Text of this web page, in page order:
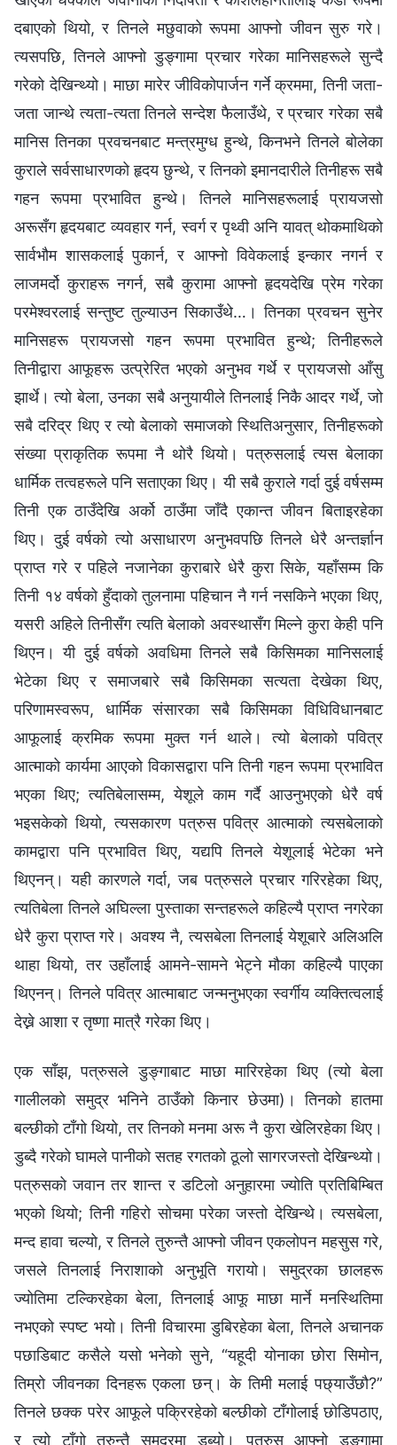
दबाएको थियो, र तिनले मछुवाको रूपमा आफ्नो जीवन सुरु गरे।
त्यसपछि, तिनले आफ्नो डुङ्गामा प्रचार गरेका मानिसहरूले सुन्दै
गरेको देखिन्थ्यो। माछा मारेर जीविकोपार्जन गर्ने क्रममा, तिनी जता-
जता जान्थे त्यता-त्यता तिनले सन्देश फैलाउँथे, र प्रचार गरेका सबै
मानिस तिनका प्रवचनबाट मन्त्रमुग्ध हुन्थे, किनभने तिनले बोलेका
कुराले सर्वसाधारणको हृदय छुन्थे, र तिनको इमानदारीले तिनीहरू सबै
गहन रूपमा प्रभावित हुन्थे। तिनले मानिसहरूलाई प्रायजसो
अरूसँग हृदयबाट व्यवहार गर्न, स्वर्ग र पृथ्वी अनि यावत् थोकमाथिको
सार्वभौम शासकलाई पुकार्न, र आफ्नो विवेकलाई इन्कार नगर्न र
लाजमर्दो कुराहरू नगर्न, सबै कुरामा आफ्नो हृदयदेखि प्रेम गरेका
परमेश्‍वरलाई सन्तुष्ट तुल्याउन सिकाउँथे…। तिनका प्रवचन सुनेर
मानिसहरू प्रायजसो गहन रूपमा प्रभावित हुन्थे; तिनीहरूले
तिनीद्वारा आफूहरू उत्प्रेरित भएको अनुभव गर्थे र प्रायजसो आँसु
झार्थे। त्यो बेला, उनका सबै अनुयायीले तिनलाई निकै आदर गर्थे, जो
सबै दरिद्र थिए र त्यो बेलाको समाजको स्थितिअनुसार, तिनीहरूको
संख्या प्राकृतिक रूपमा नै थोरै थियो। पत्रुसलाई त्यस बेलाका
धार्मिक तत्वहरूले पनि सताएका थिए। यी सबै कुराले गर्दा दुई वर्षसम्म
तिनी एक ठाउँदेखि अर्को ठाउँमा जाँदै एकान्त जीवन बिताइरहेका
थिए। दुई वर्षको त्यो असाधारण अनुभवपछि तिनले धेरै अन्तर्ज्ञान
प्राप्त गरे र पहिले नजानेका कुराबारे धेरै कुरा सिके, यहाँसम्म कि
तिनी १४ वर्षको हुँदाको तुलनामा पहिचान नै गर्न नसकिने भएका थिए,
यसरी अहिले तिनीसँग त्यति बेलाको अवस्थासँग मिल्ने कुरा केही पनि
थिएन। यी दुई वर्षको अवधिमा तिनले सबै किसिमका मानिसलाई
भेटेका थिए र समाजबारे सबै किसिमका सत्यता देखेका थिए,
परिणामस्वरूप, धार्मिक संसारका सबै किसिमका विधिविधानबाट
आफूलाई क्रमिक रूपमा मुक्त गर्न थाले। त्यो बेलाको पवित्र
आत्माको कार्यमा आएको विकासद्वारा पनि तिनी गहन रूपमा प्रभावित
भएका थिए; त्यतिबेलासम्म, येशूले काम गर्दै आउनुभएको धेरै वर्ष
भइसकेको थियो, त्यसकारण पत्रुस पवित्र आत्माको त्यसबेलाको
कामद्वारा पनि प्रभावित थिए, यद्यपि तिनले येशूलाई भेटेका भने
थिएनन्। यही कारणले गर्दा, जब पत्रुसले प्रचार गरिरहेका थिए,
त्यतिबेला तिनले अघिल्ला पुस्ताका सन्तहरूले कहिल्यै प्राप्त नगरेका
धेरै कुरा प्राप्त गरे। अवश्य नै, त्यसबेला तिनलाई येशूबारे अलिअलि
थाहा थियो, तर उहाँलाई आमने-सामने भेट्ने मौका कहिल्यै पाएका
थिएनन्। तिनले पवित्र आत्माबाट जन्मनुभएका स्वर्गीय व्यक्तित्वलाई
देख्ने आशा र तृष्णा मात्रै गरेका थिए।
एक साँझ, पत्रुसले डुङ्गाबाट माछा मारिरहेका थिए (त्यो बेला
गालीलको समुद्र भनिने ठाउँको किनार छेउमा)। तिनको हातमा
बल्छीको टाँगो थियो, तर तिनको मनमा अरू नै कुरा खेलिरहेका थिए।
डुब्दै गरेको घामले पानीको सतह रगतको ठूलो सागरजस्तो देखिन्थ्यो।
पत्रुसको जवान तर शान्त र डटिलो अनुहारमा ज्योति प्रतिबिम्बित
भएको थियो; तिनी गहिरो सोचमा परेका जस्तो देखिन्थे। त्यसबेला,
मन्द हावा चल्यो, र तिनले तुरुन्तै आफ्नो जीवन एकलोपन महसुस गरे,
जसले तिनलाई निराशाको अनुभूति गरायो। समुद्रका छालहरू
ज्योतिमा टल्किरहेका बेला, तिनलाई आफू माछा मार्ने मनस्थितिमा
नभएको स्पष्ट भयो। तिनी विचारमा डुबिरहेका बेला, तिनले अचानक
पछाडिबाट कसैले यसो भनेको सुने, “यहूदी योनाका छोरा सिमोन,
तिम्रो जीवनका दिनहरू एकला छन्। के तिमी मलाई पछ्याउँछौ?”
तिनले छक्क परेर आफूले पक्रिरहेको बल्छीको टाँगोलाई छोडिपठाए,
र त्यो टाँगो तुरुन्तै समुद्रमा डुब्यो। पत्रुस आफ्नो डुङ्गामा